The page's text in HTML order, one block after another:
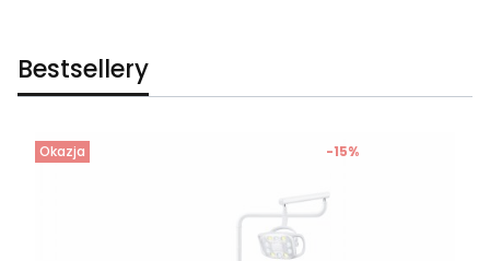
Bestsellery
Okazja -15%